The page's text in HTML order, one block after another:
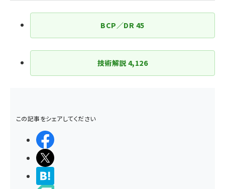
BCP／DR 45
技術解説 4,126
この記事をシェアしてください